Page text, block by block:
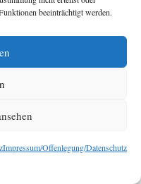
beeinträchtigt werden.
Impressum/Offenlegung/Datenschutz
durch den
denExxpressals„rechte,
. Das sorgte für
. Dabei sollte der
Falschnachrichten und